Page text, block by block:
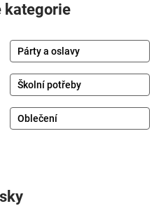
kategorie
Párty a oslavy
Školní potřeby
Oblečení